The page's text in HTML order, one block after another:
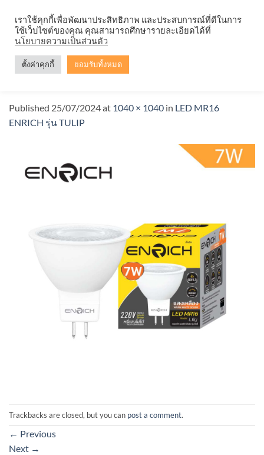
content
Published 25/07/2024at 1040 × 1040 in LED MR16
ENRICH รุ่น TULIP
Trackbacks are closed, but you can post a comment.
← Previous
Next →
เราใช้คุกกี้เพื่อพัฒนาประสิทธิภาพ และประสบการณ์ที่ดีในการ
ใช้เว็บไซต์ของคุณ คุณสามารถศึกษารายละเอียดได้ที่
นโยบายความเป็นส่วนตัว
ตั้งค่าคุกกี้ ยอมรับทั้งหมด